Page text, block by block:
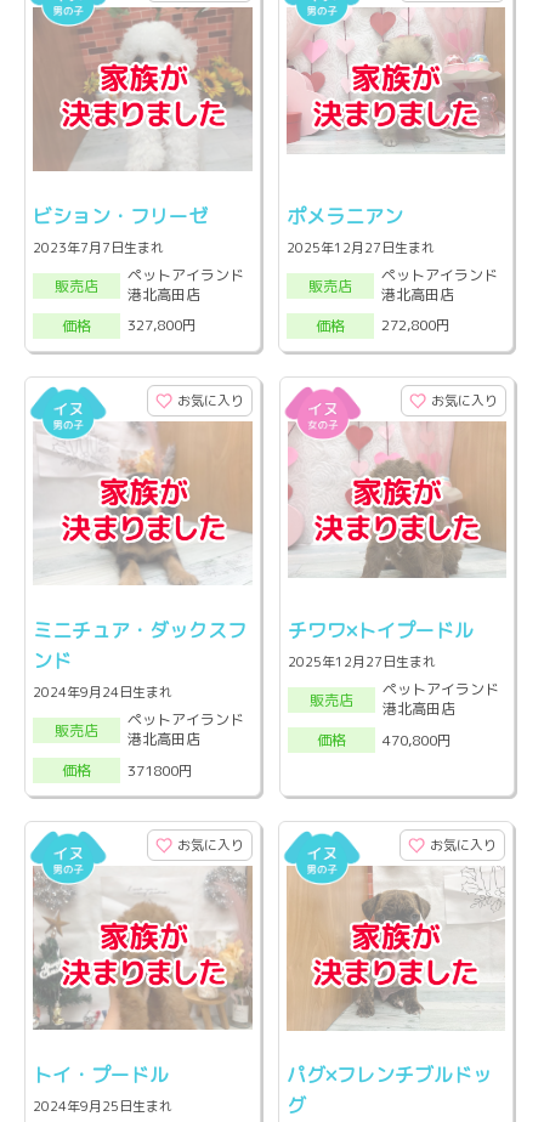
ビション・フリーゼ
2023年7月7日生まれ
販売店
ペットアイランド
港北高田店
価格
327,800円
ポメラニアン
2025年12月27日生まれ
販売店
ペットアイランド
港北高田店
価格
272,800円
お気に入り
ミニチュア・ダックスフ
ンド
2024年9月24日生まれ
販売店
ペットアイランド
港北高田店
価格
371800円
お気に入り
チワワ×トイプードル
2025年12月27日生まれ
販売店
ペットアイランド
港北高田店
価格
470,800円
お気に入り
トイ・プードル
2024年9月25日生まれ
お気に入り
パグ×フレンチブルドッ
グ